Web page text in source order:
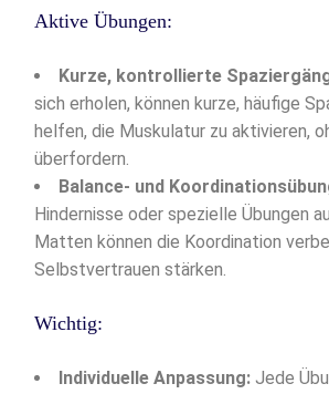
Aktive Übungen:
Kurze, kontrollierte
sich erholen, können kurze, häufige
helfen, die Muskulatur zu aktivieren,
überfordern.
Balance- und
Hindernisse oder spezielle Übungen
Matten können die Koordination
Selbstvertrauen stärken.
Wichtig:
Individuelle Anpassung: Jede